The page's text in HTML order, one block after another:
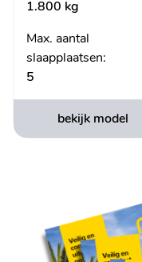
- Leeslampje bij
- Leeslampje bij
1.800 kg
Max. aantal
slaapplaatsen:
5
bekijk model